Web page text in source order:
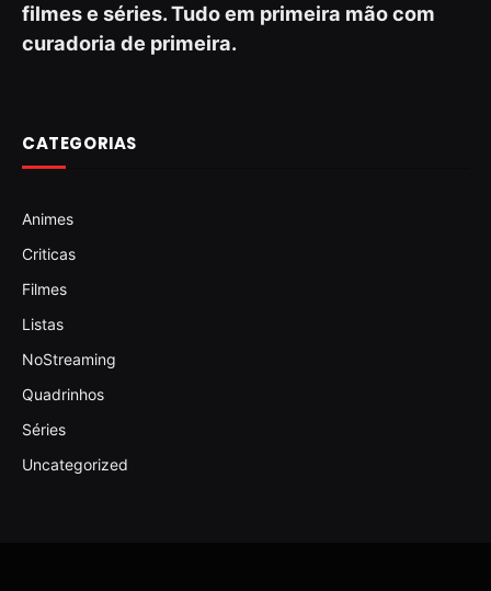
filmes e séries. Tudo em primeira mão com
curadoria de primeira.
CATEGORIAS
Animes
Criticas
Filmes
Listas
NoStreaming
Quadrinhos
Séries
Uncategorized